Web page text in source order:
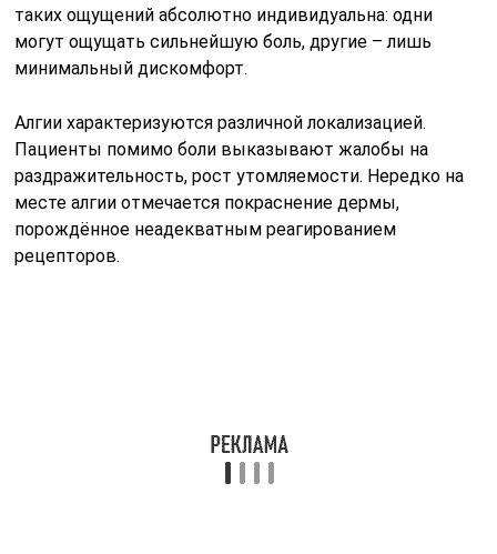
таких ощущений абсолютно индивидуальна: одни
могут ощущать сильнейшую боль, другие – лишь
минимальный дискомфорт.
Алгии характеризуются различной локализацией.
Пациенты помимо боли выказывают жалобы на
раздражительность, рост утомляемости. Нередко на
месте алгии отмечается покраснение дермы,
порождённое неадекватным реагированием
рецепторов.